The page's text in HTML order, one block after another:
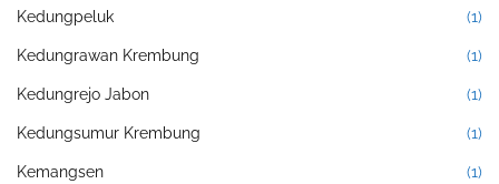
Kedungpeluk (1)
Kedungrawan Krembung (1)
Kedungrejo Jabon (1)
Kedungsumur Krembung (1)
Kemangsen (1)